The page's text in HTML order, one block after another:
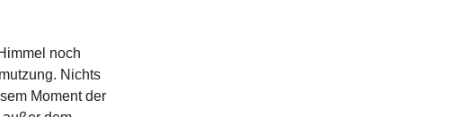
noch
Nichts
Moment der